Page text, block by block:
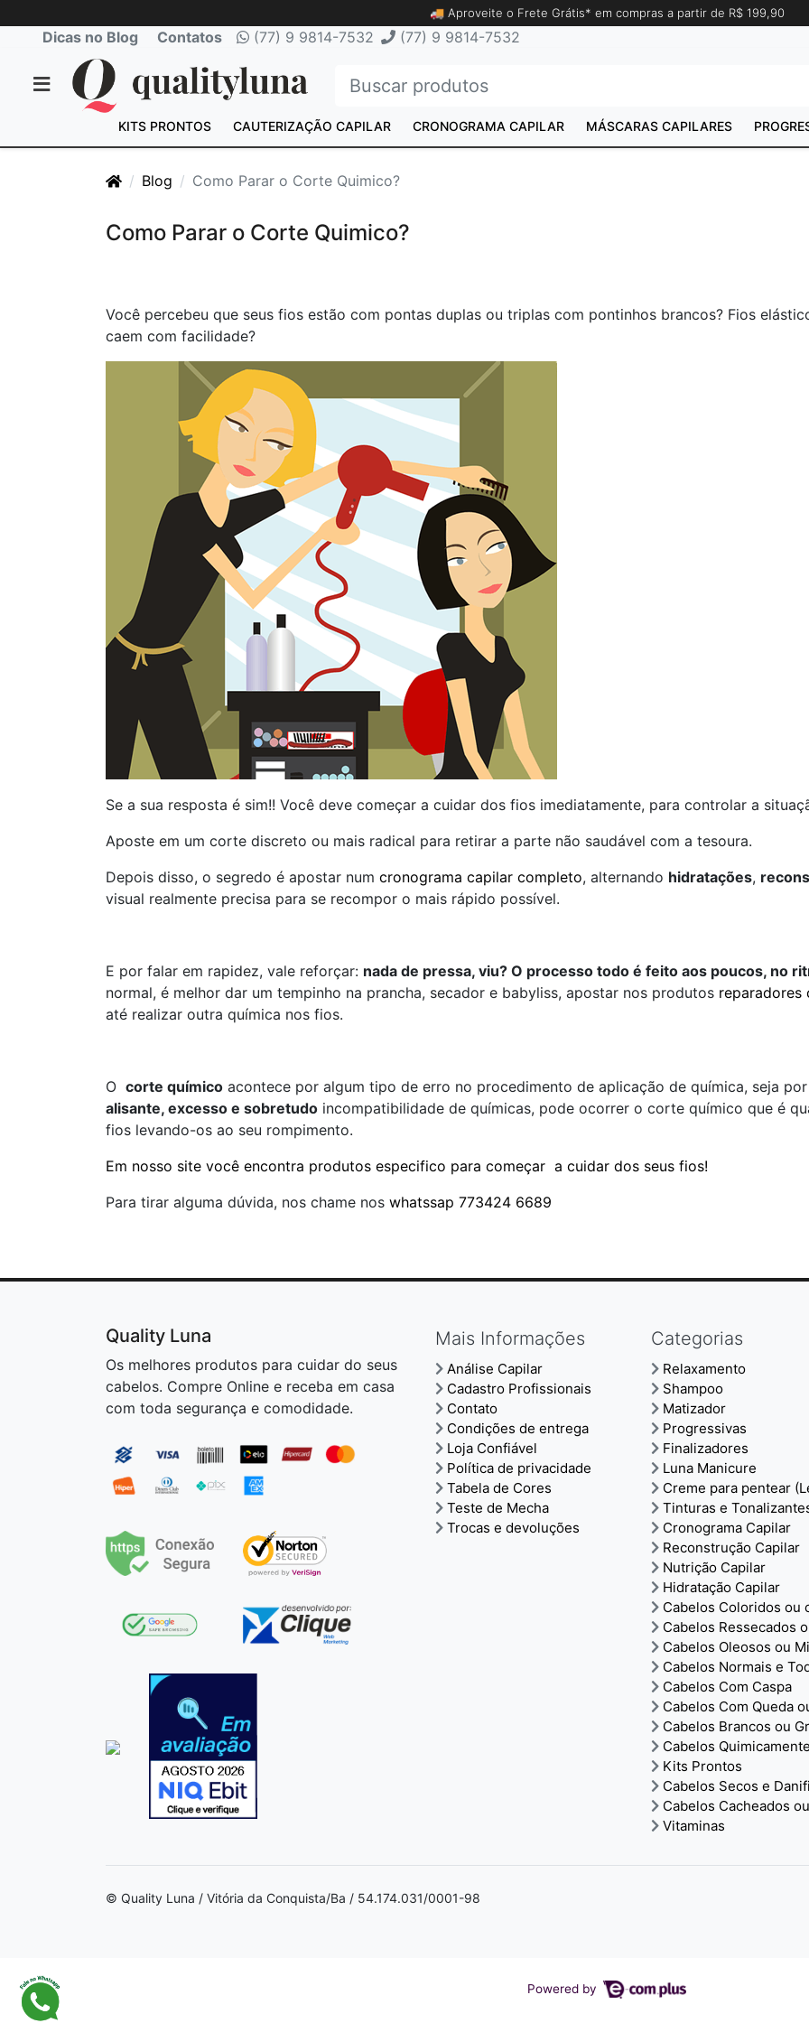
🚚 Aproveite o Frete Grátis* em compras a partir de R$ 199,90
Dicas no Blog Contatos (77) 9 9814-7532 (77) 9 9814-7532
KITS PRONTOS CAUTERIZAÇÃO CAPILAR CRONOGRAMA CAPILAR MÁSCARAS CAPILARES
Blog Como Parar o Corte Quimico?
Como Parar o Corte Quimico?
Você percebeu que seus fios estão com pontas duplas ou triplas com pontinhos brancos? Fios
caem com facilidade?
Se a sua resposta é sim!! Você deve começar a cuidar dos fios imediatamente, para controlar a
Aposte em um corte discreto ou mais radical para retirar a parte não saudável com a tesoura.
Depois disso, o segredo é apostar num cronograma capilar completo, alternando hidratações,
visual realmente precisa para se recompor o mais rápido possível.
E por falar em rapidez, vale reforçar: nada de pressa, viu? O processo todo é feito aos poucos, no
normal, é melhor dar um tempinho na prancha, secador e babyliss, apostar nos produtos reparadores
até realizar outra química nos fios.
O corte químico acontece por algum tipo de erro no procedimento de aplicação de química, seja
alisante, excesso e sobretudo incompatibilidade de químicas, pode ocorrer o corte químico que é
fios levando-os ao seu rompimento.
Em nosso site você encontra produtos especifico para começar a cuidar dos seus fios!
Para tirar alguma dúvida, nos chame nos whatssap 773424 6689
Mais Informações
Análise Capilar
Cadastro Profissionais
Contato
Condições de entrega
Loja Confiável
Política de privacidade
Tabela de Cores
Teste de Mecha
Trocas e devoluções
Categorias
Relaxamento
Shampoo
Matizador
Progressivas
Finalizadores
Luna Manicure
Creme para pentear
Tinturas e
Cronograma Capilar
Reconstrução Capilar
Nutrição Capilar
Hidratação Capilar
Cabelos Coloridos ou
Cabelos Ressecados
Cabelos Oleosos ou
Cabelos Normais e
Cabelos Com Caspa
Cabelos Com Queda
Cabelos Brancos ou
Cabelos
Kits Prontos
Cabelos Secos e
Cabelos Cacheados
Vitaminas
Quality Luna
Os melhores produtos para cuidar do seus
cabelos. Compre Online e receba em casa
com toda segurança e comodidade.
© Quality Luna / Vitória da Conquista/Ba / 54.174.031/0001-98
Powered by